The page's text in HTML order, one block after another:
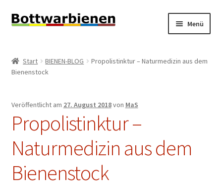
Zur
Zum
Menü
SHOP
INFORMATIONEN
KONTAKT
IMPRESSUM
Start BIENEN-BLOG
Propolistinktur – Naturmedizin aus dem
Bienenstock
Veröffentlicht am 27. August 2018von MaS
Propolistinktur –
Naturmedizin aus dem
Bienenstock